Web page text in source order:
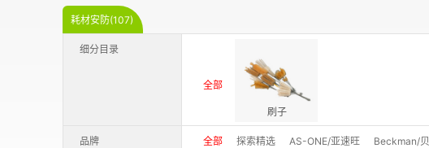
耗材安防(107)
细分目录
全部
刷子
品牌 全部 探索精选 AS-ONE/亚速旺 Beckman/